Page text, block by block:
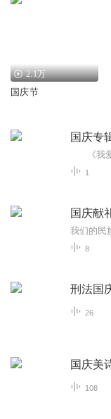
2.1万
国庆节
国庆专
1
国庆献
8
刑法国
26
国庆美
108